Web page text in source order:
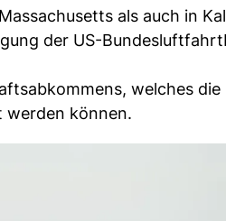
als auch in
der US-
welches die
werden können.